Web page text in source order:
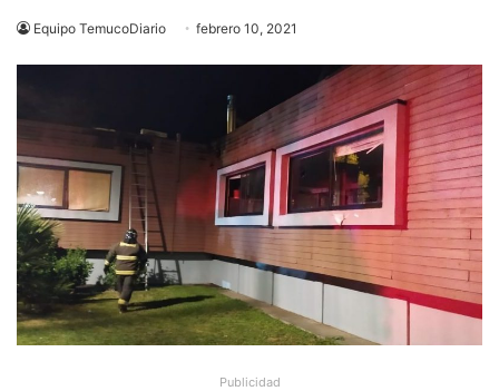
Equipo TemucoDiario febrero 10, 2021
Publicidad